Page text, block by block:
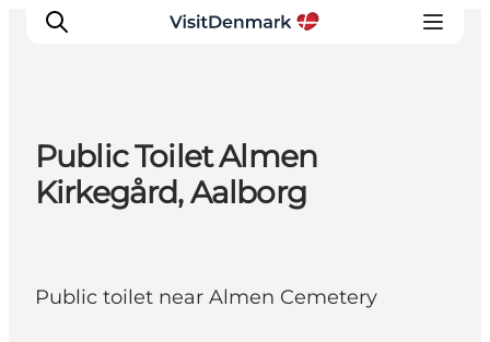
Ispirazioni
Dove andare
Pianifica il viaggio
Public Toilet Almen
Kirkegård, Aalborg
Public toilet near Almen Cemetery